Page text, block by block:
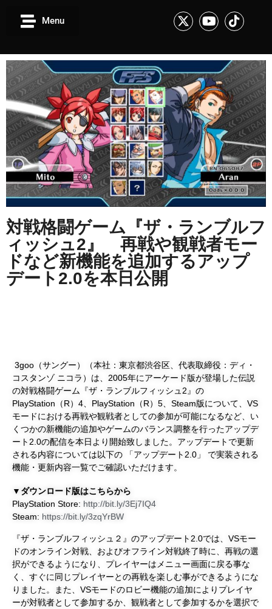
Menu
対戦格闘ゲーム『ザ・ランブルフ
ィッシュ2』 再戦や観戦者モー
ドなど新機能を追加するアップ
デート2.0を本日公開
3goo（サングー）（本社：東京都渋谷区、代表取締役：ディ・
コスタンゾ ニコラ）は、2005年にアーケード版が登場した伝説
の対戦格闘ゲーム『ザ・ランブルフィッシュ2』の
PlayStation（R）4、PlayStation（R）5、Steam版について、VS
モードにおける再戦や観戦者としての参加が可能になるなど、い
くつかの新機能の追加やゲームのバランス調整を行ったアップデ
ート2.0の配信を本日より開始致しました。アップデートで更新
される内容については以下の 「アップデート2.0」 で実装される
機能・更新内容一覧でご確認いただけます。
▼ダウンロード版はこちらから
PlayStation Store: http://bit.ly/3Ej7IQ4
Steam: https://bit.ly/3zqYrBW
『ザ・ランブルフィッシュ２』のアップデート2.0では、VSモー
ドのオンライン対戦、およびオフライン対戦終了時に、再戦の選
択ができるようになり、プレイヤーはメニュー画面に戻る事な
く、すぐに同じプレイヤーとの再戦を楽しむ事ができるようにな
りました。また、VSモードのロビー機能の追加によりプレイヤ
ーが対戦者として参加するか、観戦者として参加するかを選択で